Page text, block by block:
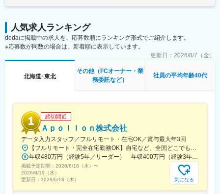
ます。
■特徴・魅力：
山形県、秋田県を中心に顧客基盤を有し、財務情報を取得してい
地域の中小企業支援を行うことで顧客の成長に寄与し、地方創生
変更の範囲：会社の定める業務
人気求人ランキング
dodaに掲載中の求人を、応募数順にランキング形式でご紹介します。
※応募数が同数の場合は、新着順に表示しています。
更新日： 2026/8/7（金）
北海道･東北
その他（FCオーナー・業
務委託など）
社員の平均年齢40代
締切間近
Ａｐｏｌｌｏｎ株式会社
データ入力スタッフ／フルリモート・在宅OK／賞与最大年3回
【フルリモート・完全在宅勤務OK】自宅など、全国どこでもあなたが働きやすい場所で働けます★転居を伴う転勤なし★全国47都道府県どこからでも応募OK【本社】東京都新宿区山吹町130番地の15 茜ビル2-A＜アクセス＞有楽町線「江戸川橋駅」、東西線「東西線」より徒歩10分※受動喫煙対策：あり
年収480万円（経験5年／リーダー） 年収400万円（経験3年／メンバー）
掲載予定期間： 2026/6/18（木） 〜
2026/8/19（水）
更新日： 2026/6/18（木） 気になる